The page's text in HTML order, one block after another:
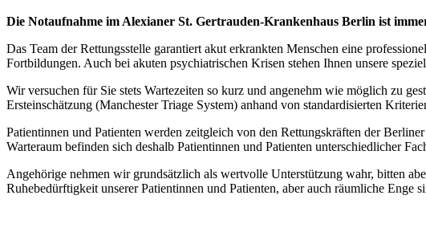
Die Notaufnahme im Alexianer St. Gertrauden-Krankenhaus Berlin ist
Das Team der Rettungsstelle garantiert akut erkrankten Menschen eine
Fortbildungen. Auch bei akuten psychiatrischen Krisen stehen Ihnen unsere
Wir versuchen für Sie stets Wartezeiten so kurz und angenehm wie möglich zu
Ersteinschätzung (Manchester Triage System) anhand von standardisierten
Patientinnen und Patienten werden zeitgleich von den Rettungskräften der
Warteraum befinden sich deshalb Patientinnen und Patienten unterschiedlicher
Angehörige nehmen wir grundsätzlich als wertvolle Unterstützung wahr, bitten
Ruhebedürftigkeit unserer Patientinnen und Patienten, aber auch räumliche Enge